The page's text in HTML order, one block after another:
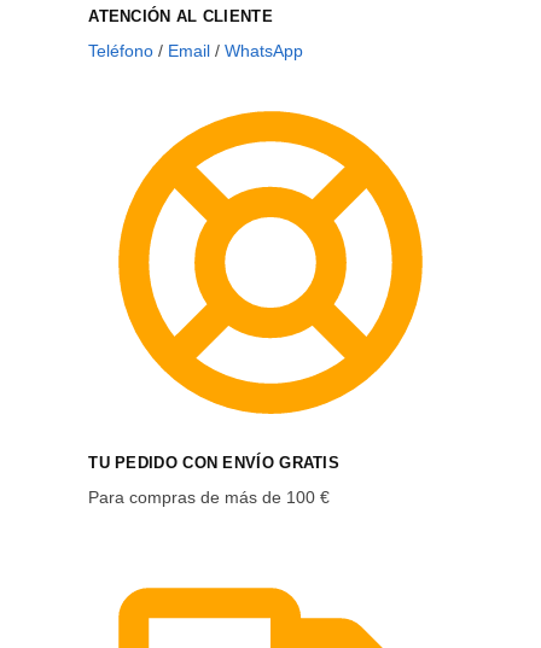
ATENCIÓN AL CLIENTE
Teléfono / Email /WhatsApp
TU PEDIDO CON ENVÍO GRATIS
Para compras de más de 100 €